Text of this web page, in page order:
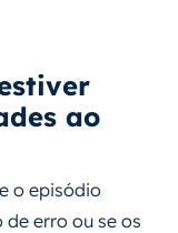
ao
o episódio
erro ou se os